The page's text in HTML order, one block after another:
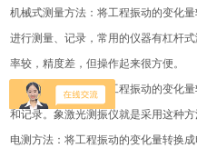
机械式测量方法：将工程振动的变化
进行测量、记录，常用的仪器有杠杆
率较，精度差，但操作起来很方便。
光学式测量方法：将工程振动的变化
和记录。象激光测振仪就是采用这种
电测方法：将工程振动的变化量转换